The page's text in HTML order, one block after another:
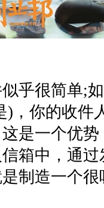
很简单;如
)，你的收件
是一个优
箱中，通
制造一个